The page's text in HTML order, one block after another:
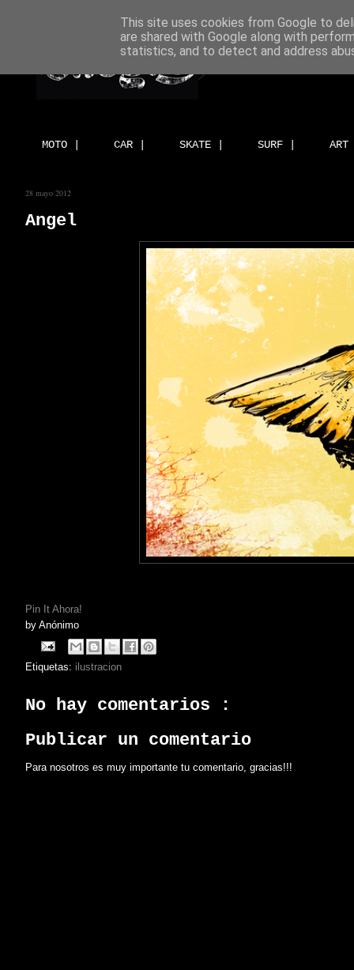
MOTO | CAR | SKATE | SURF |
28 mayo 2012
Angel
Pin It Ahora!
by Anónimo
Etiquetas: ilustracion
No hay comentarios :
Publicar un comentario
Para nosotros es muy importante tu comentario, gracias!!!
This site uses cookies from Google to
are shared with Google along with
statistics, and to detect and address